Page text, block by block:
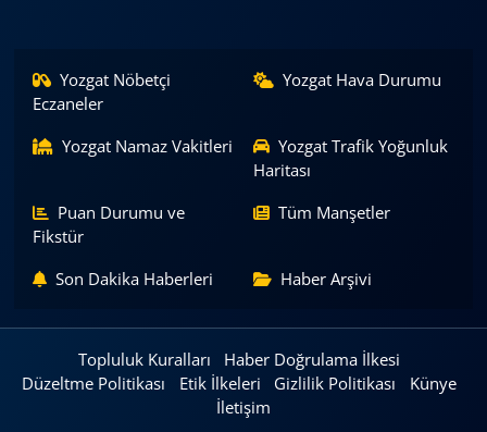
Yozgat Nöbetçi
Eczaneler
Yozgat Hava Durumu
Yozgat Namaz Vakitleri
Yozgat Trafik Yoğunluk
Haritası
Puan Durumu ve
Fikstür
Tüm Manşetler
Son Dakika Haberleri Haber Arşivi
Topluluk Kuralları
Haber Doğrulama İlkesi
Düzeltme Politikası
Etik İlkeleri Gizlilik Politikası
Künye
İletişim